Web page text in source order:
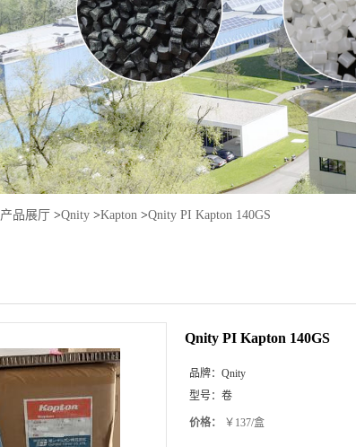
产品展厅 >Qnity >Kapton >Qnity PI Kapton 140GS
Qnity PI Kapton 140GS
品牌： Qnity
型号： 卷
价格： ￥137/盒